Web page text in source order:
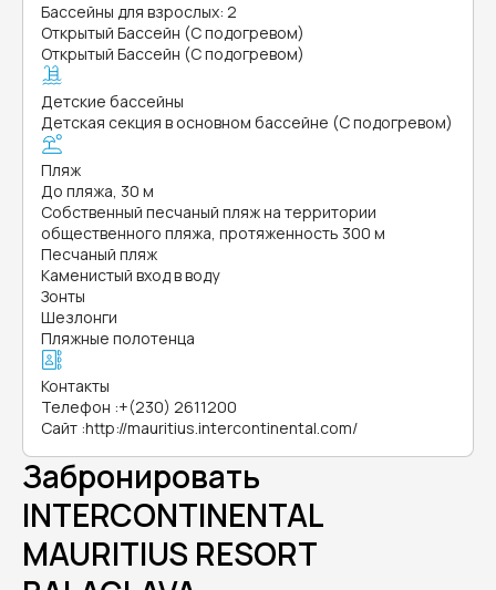
Бассейны для взрослых: 2
Открытый Бассейн (С подогревом)
Открытый Бассейн (С подогревом)
Детские бассейны
Детская секция в основном бассейне (С подогревом)
Пляж
До пляжа, 30 м
Собственный песчаный пляж на территории
общественного пляжа, протяженность 300 м
Песчаный пляж
Каменистый вход в воду
Зонты
Шезлонги
Пляжные полотенца
Контакты
Телефон :+(230) 2611200
Сайт :http://mauritius.intercontinental.com/
Забронировать
INTERCONTINENTAL
MAURITIUS RESORT